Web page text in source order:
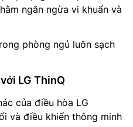
ngăn ngừa vi khuẩn và
phòng ngủ luôn sạch
LG ThinQ
của điều hòa LG
và điều khiển thông minh